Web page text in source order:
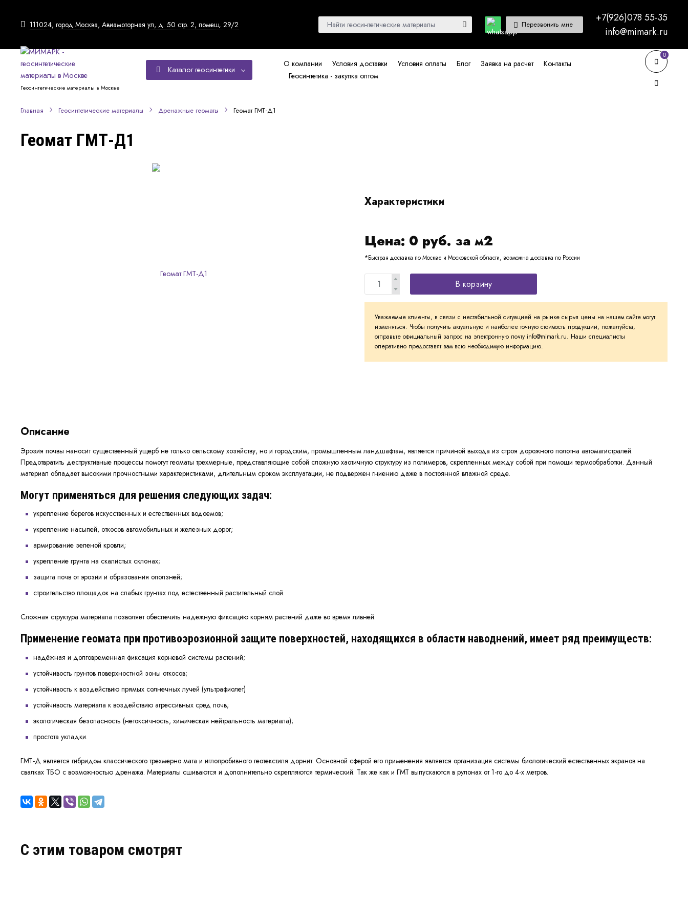
111024, город Москва, Авиамоторная ул, д. 50 стр. 2, помещ. 29/2 Перезвонить мне
+7(926)078 55-35
info@mimark.ru
Геосинтетические материалы в Москве
Каталог геосинтетики
О компании Условия доставки Условия оплаты Блог Заявка на расчет
Контакты
Геосинтетика - закупка оптом
0
0
Главная Геосинтетические материалы Дренажные геоматы Геомат ГМТ-Д1
Геомат ГМТ-Д1
Характеристики
Цена: 0 руб. за м2
*Быстрая доставка по Москве и Московской области, возможна доставка по России
В корзину
Уважаемые клиенты, в связи с нестабильной ситуацией на рынке сырья цены на нашем сайте могут
изменяться. Чтобы получить актуальную и наиболее точную стоимость продукции, пожалуйста,
отправьте официальный запрос на электронную почту info@mimark.ru. Наши специалисты
оперативно предоставят вам всю необходимую информацию.
Описание
Эрозия почвы наносит существенный ущерб не только сельскому хозяйству, но и городским, промышленным ландшафтам, является причиной выхода из строя дорожного полотна автомагистралей.
Предотвратить деструктивные процессы помогут геоматы трехмерные, представляющие собой сложную хаотичную структуру из полимеров, скрепленных между собой при помощи термообработки. Данный
материал обладает высокими прочностными характеристиками, длительным сроком эксплуатации, не подвержен гниению даже в постоянной влажной среде.
Могут применяться для решения следующих задач:
укрепление берегов искусственных и естественных водоемов;
укрепление насыпей, откосов автомобильных и железных дорог;
армирование зеленой кровли;
укрепление грунта на скалистых склонах;
защита почв от эрозии и образования оползней;
строительство площадок на слабых грунтах под естественный растительный слой.
Сложная структура материала позволяет обеспечить надежную фиксацию корням растений даже во время ливней.
Применение геомата при противоэрозионной защите поверхностей, находящихся в области наводнений, имеет ряд преимуществ:
надёжная и долговременная фиксация корневой системы растений;
устойчивость грунтов поверхностной зоны откосов;
устойчивость к воздействию прямых солнечных лучей (ультрафиолет)
устойчивость материала к воздействию агрессивных сред почв;
экологическая безопасность (нетоксичность, химическая нейтральность материала);
простота укладки.
ГМТ-Д является гибридом классического трехмерно мата и иглопробивного геотекстиля дорнит. Основной сферой его применения является организация системы биологический естественных экранов на
свалках ТБО с возможностью дренажа. Материалы сшиваются и дополнительно скрепляются термический. Так же как и ГМТ выпускаются в рулонах от 1-го до 4-х метров.
C этим товаром смотрят